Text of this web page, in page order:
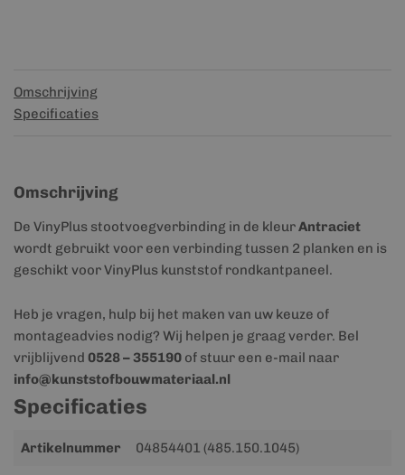
Omschrijving
Specificaties
Omschrijving
De VinyPlus stootvoegverbinding in de kleurAntraciet
wordt gebruikt voor een verbinding tussen 2 planken en is
geschikt voor VinyPlus kunststof rondkantpaneel.
Heb je vragen, hulp bij het maken van uw keuze of
montageadvies nodig? Wij helpen je graag verder. Bel
vrijblijvend 0528 – 355190 of stuur een e-mail naar
info@kunststofbouwmateriaal.nl
Specificaties
Meer
Artikelnummer 04854401 (485.150.1045)